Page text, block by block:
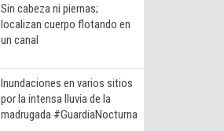
Sin cabeza ni piernas;
localizan cuerpo flotando en
un canal
Inundaciones en varios sitios
por la intensa lluvia de la
madrugada #GuardiaNocturna